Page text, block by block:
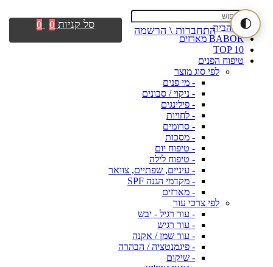
🌓דף הבית
BABOR מארזים
TOP 10
טיפוח הפנים
לפי סוג מוצר
- מי פנים
- ניקוי / סבונים
- פילינגים
- לחויות
- סרומים
- מסכות
- טיפוח יום
- טיפוח לילה
- עיניים, שפתיים, צוואר
- מקדמי הגנה SPF
- מארזים
לפי צרכי עור
- עור רגיל - יבש
- עור רגיש
- עור שמן / אקנה
- פיגמנטציה / הבהרה
- שיקום
התחברות \ הרשמה סל קניות 0
0